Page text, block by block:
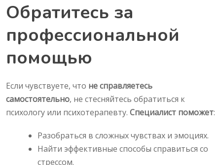
Обратитесь за
профессиональной
помощью
Если чувствуете, что не справляетесь
самостоятельно, не стесняйтесь обратиться к
психологу или психотерапевту. Специалист поможет:
Разобраться в сложных чувствах и эмоциях.
Найти эффективные способы справиться со
стрессом.